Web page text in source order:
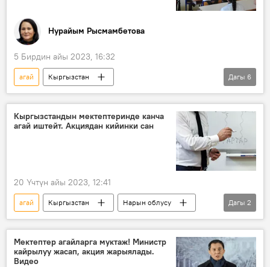
Нурайым Рысмамбетова
5 Бирдин айы 2023, 16:32
агай
Кыргызстан
мамлекеттик кызматкер
мугалим
"Мугалимдин күндөлүгү"
Дагы 6
Кыргызстандын мектептеринде канча
агай иштейт. Акциядан кийинки сан
20 Үчтүн айы 2023, 12:41
агай Кыргызстан
Нарын облусу
мектеп
акция
Дагы 2
Мектептер агайларга муктаж! Министр
кайрылуу жасап, акция жарыялады.
Видео